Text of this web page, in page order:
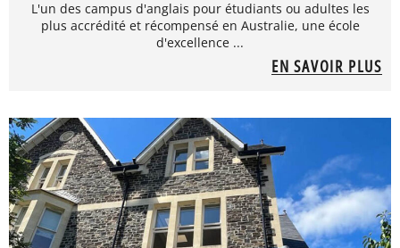
L'un des campus d'anglais pour étudiants ou adultes les
plus accrédité et récompensé en Australie, une école
d'excellence ...
EN SAVOIR PLUS